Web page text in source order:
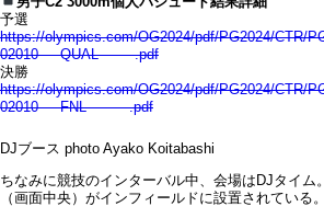
予選
https://olympics.com/OG2024/pdf/PG2024/CTR/
02010—–QUAL——–.pdf
決勝
https://olympics.com/OG2024/pdf/PG2024/CTR/
02010—–FNL———.pdf
DJブース photo Ayako Koitabashi
ちなみに競技のインターバル中、会場はDJタイム
（画面中央）がインフィールドに設置されている。